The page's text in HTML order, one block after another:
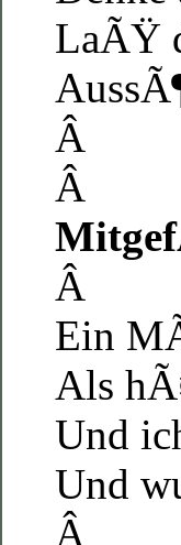
LaÃŸ
Â
Â
Â
Ein
Als
Und
Und
Â